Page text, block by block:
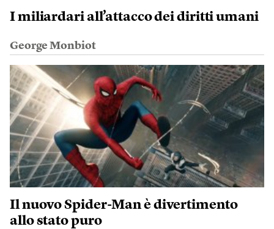
I miliardari all’attacco dei diritti umani
George Monbiot
Il nuovo Spider-Man è divertimento
allo stato puro